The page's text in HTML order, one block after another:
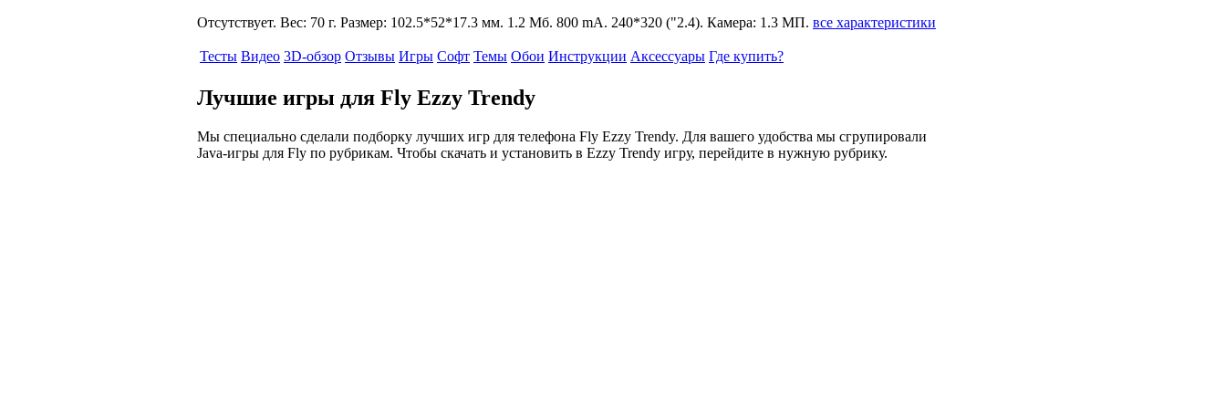
Отсутствует. Вес: 70 г. Размер: 102.5*52*17.3 мм. 1.2 Мб. 800 mA. 240*320 ("2.4). Камера: 1.3 МП. все характеристики
Тесты Видео 3D-обзор Отзывы Игры Софт Темы Обои Инструкции Аксессуары Где купить?
Лучшие игры для Fly Ezzy Trendy
Мы специально сделали подборку лучших игр для телефона Fly Ezzy Trendy. Для вашего удобства мы сгрупировали
Java-игры для Fly по рубрикам. Чтобы скачать и установить в Ezzy Trendy игру, перейдите в нужную рубрику.